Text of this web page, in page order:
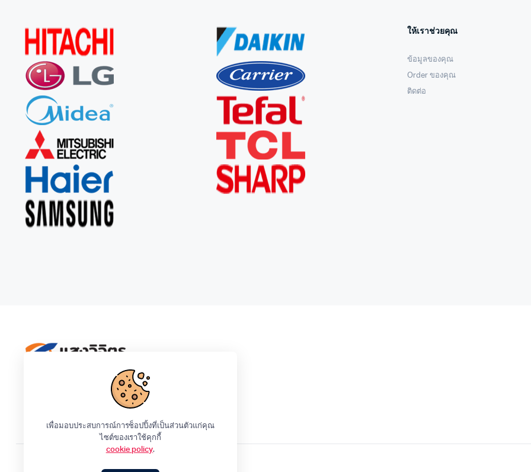
ให้เราช่วยคุณ
ข้อมูลของคุณ
Order ของคุณ
ติดต่อ
Samsung
เพื่อมอบประสบการณ์การช็อปปิ้งที่เป็นส่วนตัวแก่คุณ
ไซต์ของเราใช้คุกกี้
cookie policy.